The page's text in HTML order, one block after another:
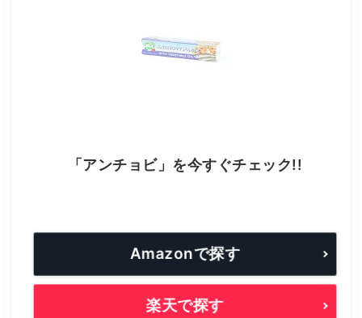
「アンチョビ」を今すぐチェック!!
Amazonで探す
楽天で探す